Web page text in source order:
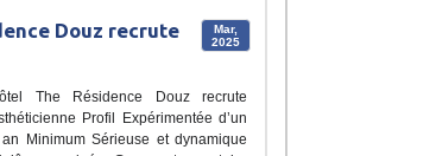
Mar,
2025
Douz recrute
The Résidence Douz recrute
Profil Expérimentée d’un
Minimum Sérieuse et dynamique